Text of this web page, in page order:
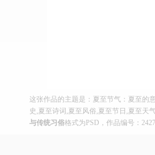
这张作品的主题是：夏至节气：夏至的
史,夏至诗词,夏至风俗,夏至节日,夏至天
与传统习俗格式为PSD，作品编号：